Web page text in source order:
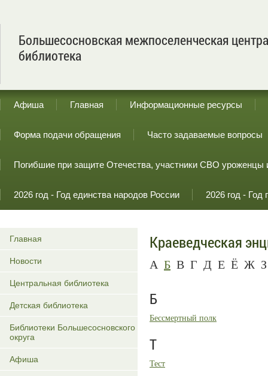
Большесосновская межпоселенческая
библиотека
Афиша Главная Информационные ресурсы
Форма подачи обращения Часто задаваемые вопросы
Погибшие при защите Отечества, участники СВО уроженцы
2026 год - Год единства народов России 2026 год -
Главная
Новости
Центральная библиотека
Детская библиотека
Библиотеки Большесосновского
округа
Афиша
Краеведческая
А Б В Г Д Е Ё Ж З
Б
Бессмертный полк
Т
Тест